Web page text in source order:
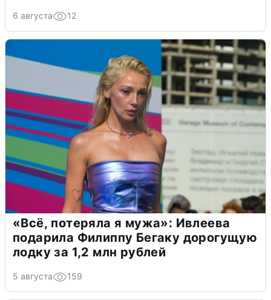
6 августа 12
«Всё, потеряла я мужа»: Ивлеева
подарила Филиппу Бегаку дорогущую
лодку за 1,2 млн рублей
5 августа 159